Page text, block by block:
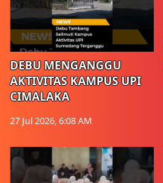
DEBU MENGANGGU
AKTIVITAS KAMPUS UPI
CIMALAKA
27 Jul 2026, 6:08 AM